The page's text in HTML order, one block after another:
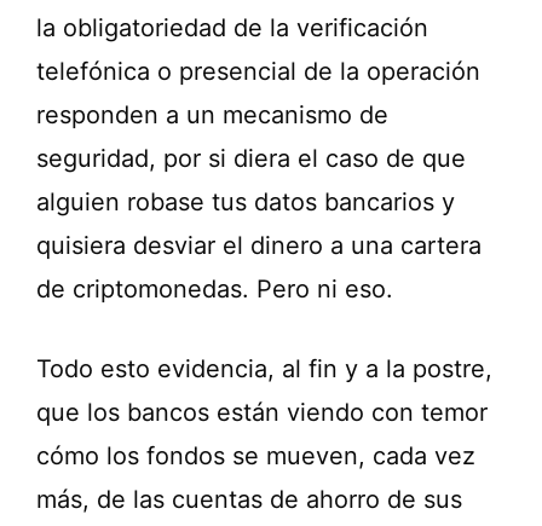
la obligatoriedad de la verificación
telefónica o presencial de la operación
responden a un mecanismo de
seguridad, por si diera el caso de que
alguien robase tus datos bancarios y
quisiera desviar el dinero a una cartera
de criptomonedas. Pero ni eso.
Todo esto evidencia, al fin y a la postre,
que los bancos están viendo con temor
cómo los fondos se mueven, cada vez
más, de las cuentas de ahorro de sus